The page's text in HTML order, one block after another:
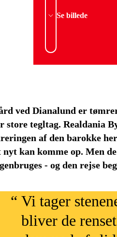
Se billede
ved Dianalund er
store tegltag. Realdania
af den barokke
nyt kan komme op. Men
- og den rejse
Vi tager
bliver de